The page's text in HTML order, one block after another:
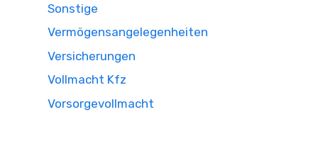
Sonstige
Vermögensangelegenheiten
Versicherungen
Vollmacht Kfz
Vorsorgevollmacht